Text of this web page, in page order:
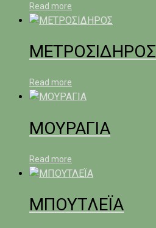
Read more
ΜΕΤΡΟΣΙΔΗΡΟΣ
Read more
ΜΟΥΡΑΓΙΑ
Read more
ΜΠΟΥΤΛΕΪΑ